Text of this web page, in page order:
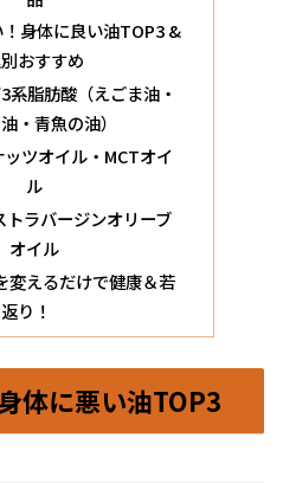
身体に良い油TOP3 &
おすすめ
系脂肪酸（えごま油・
・青魚の油）
ツオイル・MCTオイ
ル
ラバージンオリーブ
オイル
変えるだけで健康＆若
返り！
体に悪い油TOP3